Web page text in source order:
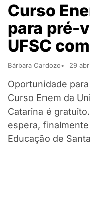
Curso
para pré-
UFSC
Bárbara Cardozo 29
Oportunidade
Curso Enem da
Catarina é
espera,
Educação de